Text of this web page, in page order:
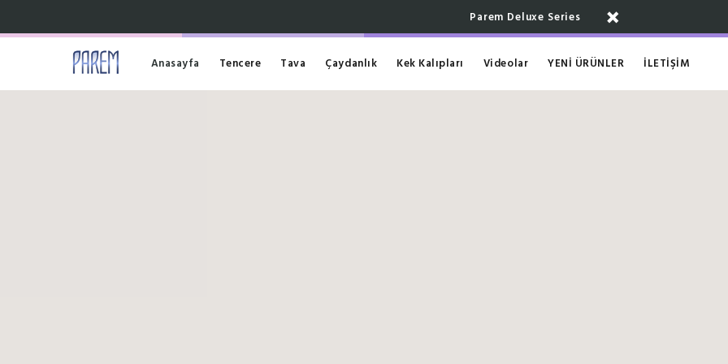
Parem Deluxe Series
Anasayfa Tencere Tava Çaydanlık Kek Kalıpları Videolar YENİ ÜRÜNLER İLETİŞİM